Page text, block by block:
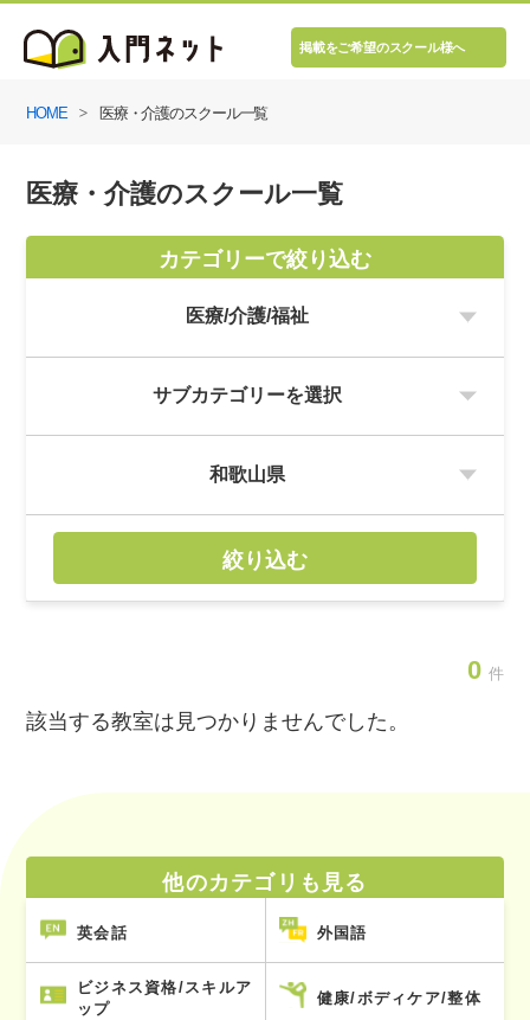
掲載をご希望のスクール様へ
HOME 医療・介護のスクール一覧
医療・介護のスクール一覧
カテゴリーで絞り込む
絞り込む
0 件
該当する教室は見つかりませんでした。
他のカテゴリも見る
英会話 外国語
ビジネス資格/スキルア
ップ
健康/ボディケア/整体